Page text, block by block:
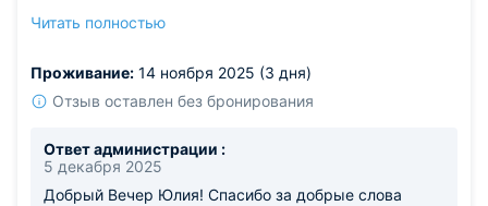
полотенец и белоснежного! хрустящего постельного
рекомендуем вас посетить и сами еще раз приедем!
Читать полностью
Проживание: 14 ноября 2025 (3 дня)
Отзыв оставлен без бронирования
Ответ администрации :
5 декабря 2025
Добрый Вечер Юлия! Спасибо за добрые слова